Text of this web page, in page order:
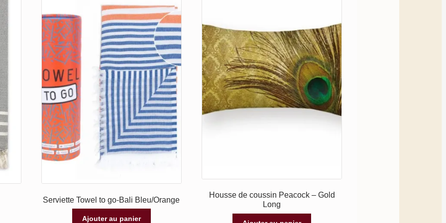
Serviette Towel to go-Bali Bleu/Orange
Ajouter au panier
Housse de coussin Peacock – Gold
Long